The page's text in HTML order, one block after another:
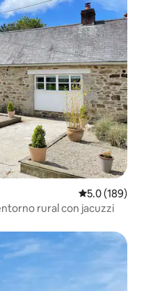
Calificación
5.0 (189)
rural con jacuzzi